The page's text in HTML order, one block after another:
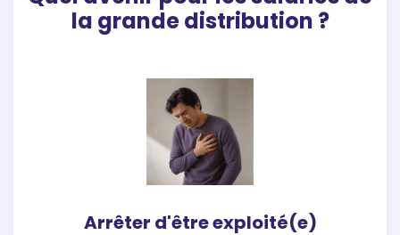
la grande distribution ?
Arrêter d'être exploité(e)